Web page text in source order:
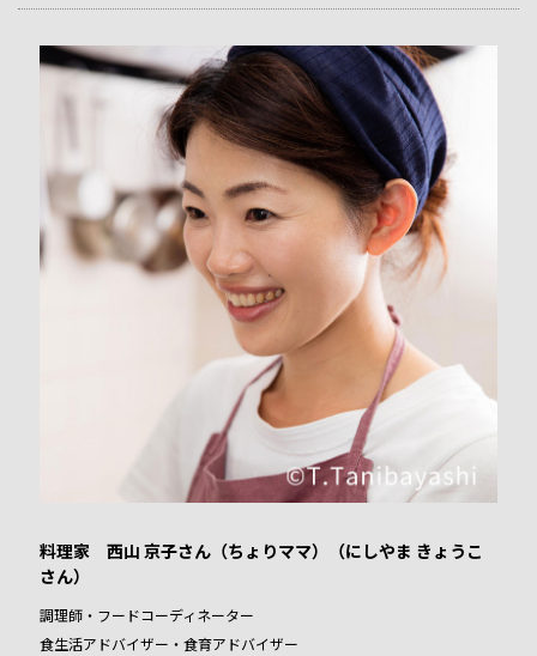
料理家 西山 京子さん（ちょりママ）（にしやま きょうこ
さん）
調理師・フードコーディネーター
食生活アドバイザー・食育アドバイザー